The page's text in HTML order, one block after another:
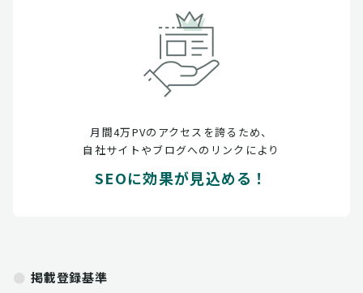
月間4万PVのアクセスを誇るため、
自社サイトやブログへのリンクにより
SEOに効果が見込める！
掲載登録基準